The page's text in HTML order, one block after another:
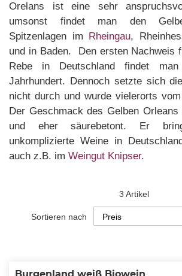
Orelans ist eine sehr
umsonst findet man den
Spitzenlagen im Rheingau,
und in Baden. Den ersten Nachweis
Rebe in Deutschland findet
Jahrhundert. Dennoch setzte sich
nicht durch und wurde vielerorts vom
Der Geschmack des Gelben
und eher säurebetont. Er
unkomplizierte Weine in
auch z.B. im Weingut Knipser.
3 Artikel
Sortieren nach